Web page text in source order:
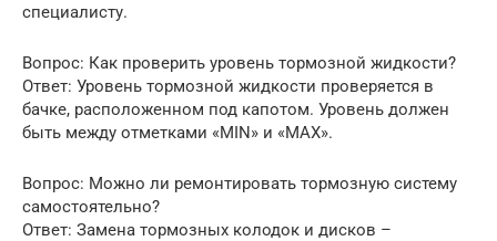
специалисту.
Вопрос: Как проверить уровень тормозной жидкости?
Ответ: Уровень тормозной жидкости проверяется в
бачке, расположенном под капотом. Уровень должен
быть между отметками «MIN» и «MAX».
Вопрос: Можно ли ремонтировать тормозную систему
самостоятельно?
Ответ: Замена тормозных колодок и дисков –